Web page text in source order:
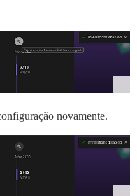
novamente.